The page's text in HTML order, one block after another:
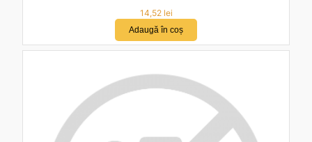
14,52 lei
Adaugă în coș